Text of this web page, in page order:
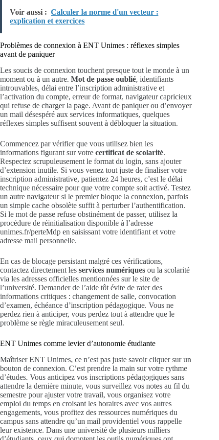
Voir aussi : Calculer la norme d'un vecteur :
explication et exercices
Problèmes de connexion à ENT Unimes : réflexes simples
avant de paniquer
Les soucis de connexion touchent presque tout le monde à un
moment ou à un autre. Mot de passe oublié, identifiants
introuvables, délai entre l’inscription administrative et
l’activation du compte, erreur de format, navigateur capricieux
qui refuse de charger la page. Avant de paniquer ou d’envoyer
un mail désespéré aux services informatiques, quelques
réflexes simples suffisent souvent à débloquer la situation.
Commencez par vérifier que vous utilisez bien les
informations figurant sur votre certificat de scolarité.
Respectez scrupuleusement le format du login, sans ajouter
d’extension inutile. Si vous venez tout juste de finaliser votre
inscription administrative, patientez 24 heures, c’est le délai
technique nécessaire pour que votre compte soit activé. Testez
un autre navigateur si le premier bloque la connexion, parfois
un simple cache obsolète suffit à perturber l’authentification.
Si le mot de passe refuse obstinément de passer, utilisez la
procédure de réinitialisation disponible à l’adresse
unimes.fr/perteMdp en saisissant votre identifiant et votre
adresse mail personnelle.
En cas de blocage persistant malgré ces vérifications,
contactez directement les services numériques ou la scolarité
via les adresses officielles mentionnées sur le site de
l’université. Demander de l’aide tôt évite de rater des
informations critiques : changement de salle, convocation
d’examen, échéance d’inscription pédagogique. Vous ne
perdez rien à anticiper, vous perdez tout à attendre que le
problème se règle miraculeusement seul.
ENT Unimes comme levier d’autonomie étudiante
Maîtriser ENT Unimes, ce n’est pas juste savoir cliquer sur un
bouton de connexion. C’est prendre la main sur votre rythme
d’études. Vous anticipez vos inscriptions pédagogiques sans
attendre la dernière minute, vous surveillez vos notes au fil du
semestre pour ajuster votre travail, vous organisez votre
emploi du temps en croisant les horaires avec vos autres
engagements, vous profitez des ressources numériques du
campus sans attendre qu’un mail providentiel vous rappelle
leur existence. Dans une université de plusieurs milliers